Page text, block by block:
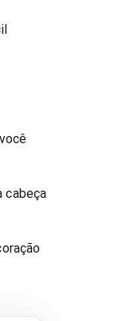
cabeça